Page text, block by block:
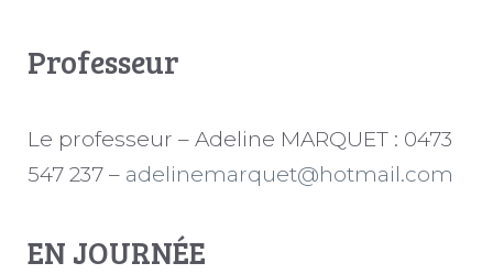
Professeur
Le professeur – Adeline MARQUET : 0473
547 237 – adelinemarquet@hotmail.com
EN JOURNÉE